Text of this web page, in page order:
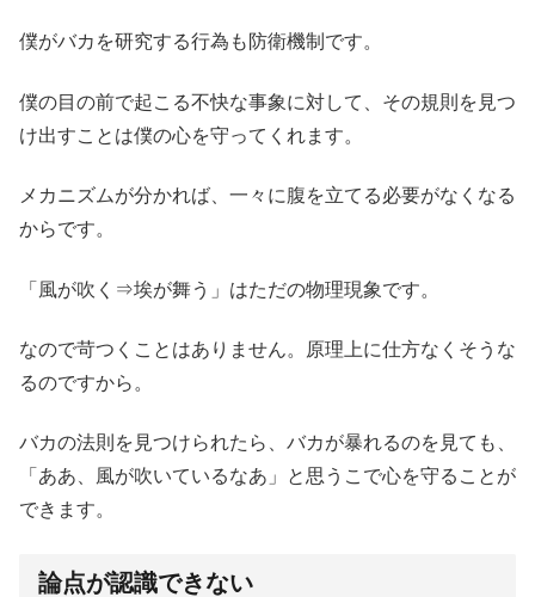
僕がバカを研究する行為も防衛機制です。
僕の目の前で起こる不快な事象に対して、その規則を見つ
け出すことは僕の心を守ってくれます。
メカニズムが分かれば、一々に腹を立てる必要がなくなる
からです。
「風が吹く⇒埃が舞う」はただの物理現象です。
なので苛つくことはありません。原理上に仕方なくそうな
るのですから。
バカの法則を見つけられたら、バカが暴れるのを見ても、
「ああ、風が吹いているなあ」と思うこで心を守ることが
できます。
論点が認識できない